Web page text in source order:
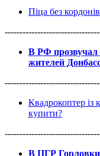
Піца без
В РФ прозвучал
жителей
Квадрокоптер із
купити?
В ЦГР Горловки